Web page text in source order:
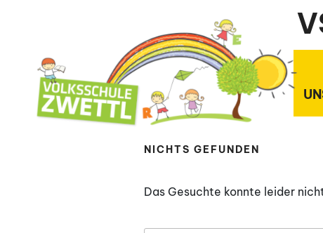
NICHTS GEFUNDEN
Das Gesuchte konnte leider
Suchen